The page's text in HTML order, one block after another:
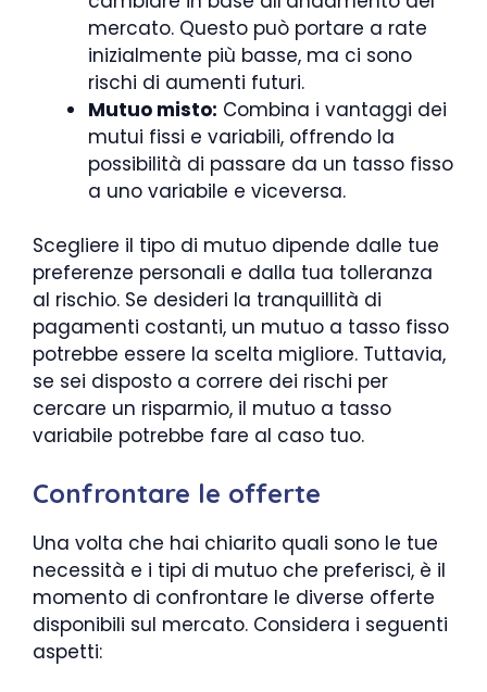
mercato. Questo può portare a rate
inizialmente più basse, ma ci sono
rischi di aumenti futuri.
Mutuo misto: Combina i vantaggi dei
mutui fissi e variabili, offrendo la
possibilità di passare da un tasso fisso
a uno variabile e viceversa.
Scegliere il tipo di mutuo dipende dalle tue
preferenze personali e dalla tua tolleranza
al rischio. Se desideri la tranquillità di
pagamenti costanti, un mutuo a tasso fisso
potrebbe essere la scelta migliore. Tuttavia,
se sei disposto a correre dei rischi per
cercare un risparmio, il mutuo a tasso
variabile potrebbe fare al caso tuo.
Confrontare le offerte
Una volta che hai chiarito quali sono le tue
necessità e i tipi di mutuo che preferisci, è il
momento di confrontare le diverse offerte
disponibili sul mercato. Considera i seguenti
aspetti: